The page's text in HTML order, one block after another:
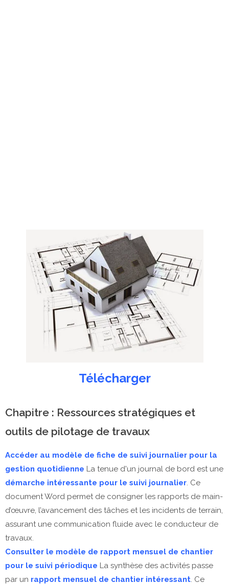
Télécharger
Chapitre : Ressources stratégiques et
outils de pilotage de travaux
Accéder au modèle de fiche de suivi journalier pour la
gestion quotidienne La tenue d'un journal de bord est une
démarche intéressante pour le suivi journalier. Ce
document Word permet de consigner les rapports de main-
d’œuvre, l’avancement des tâches et les incidents de terrain,
assurant une communication fluide avec le conducteur de
travaux.
Consulter le modèle de rapport mensuel de chantier
pour le suivi périodique La synthèse des activités passe
par un rapport mensuel de chantier intéressant. Ce